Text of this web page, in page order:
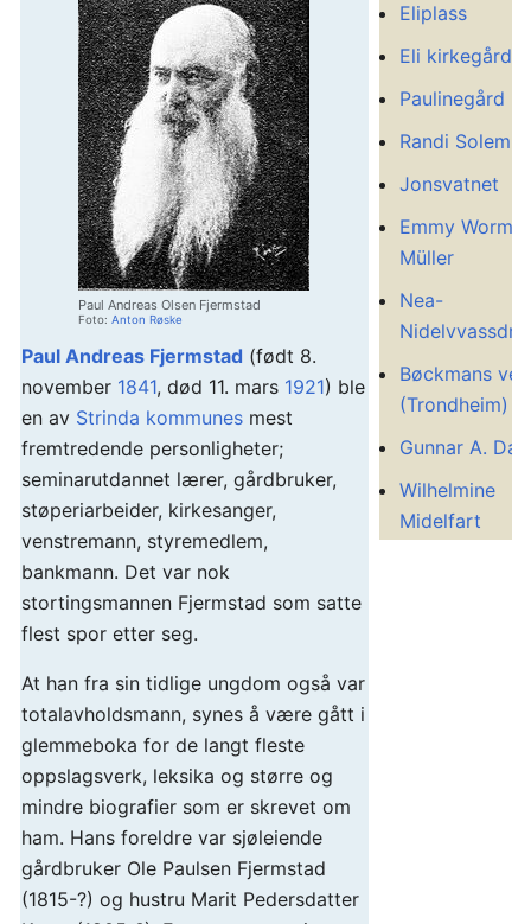
Paul Andreas Olsen Fjermstad
Foto: Anton Røske
Paul Andreas Fjermstad (født 8.
november 1841, død 11. mars 1921) ble
en av Strinda kommunes mest
fremtredende personligheter;
seminarutdannet lærer, gårdbruker,
støperiarbeider, kirkesanger,
venstremann, styremedlem,
bankmann. Det var nok
stortingsmannen Fjermstad som satte
flest spor etter seg.
At han fra sin tidlige ungdom også var
totalavholdsmann, synes å være gått i
glemmeboka for de langt fleste
oppslagsverk, leksika og større og
mindre biografier som er skrevet om
ham. Hans foreldre var sjøleiende
gårdbruker Ole Paulsen Fjermstad
(1815-?) og hustru Marit Pedersdatter
Eliplass
Eli kirkegård
Paulinegård
Randi Solem
Jonsvatnet
Emmy Worm-
Müller
Nea-
Bøckmans veg
(Trondheim)
Gunnar A.
Wilhelmine
Midelfart